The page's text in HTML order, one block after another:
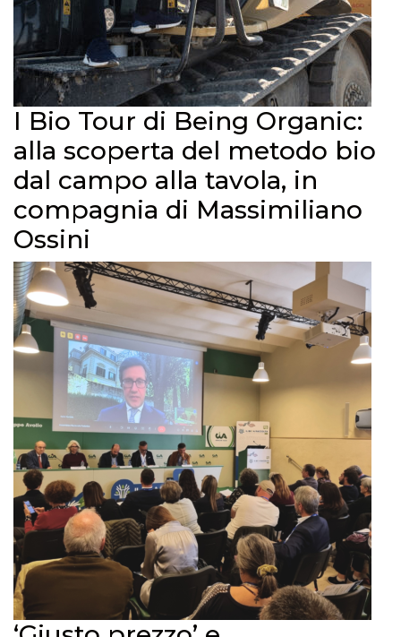
I Bio Tour di Being Organic:
alla scoperta del metodo bio
dal campo alla tavola, in
compagnia di Massimiliano
Ossini